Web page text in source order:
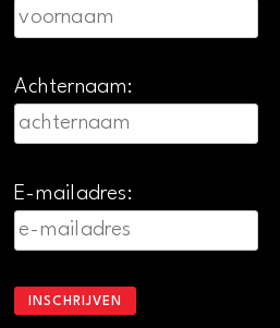
Achternaam:
E-mailadres: